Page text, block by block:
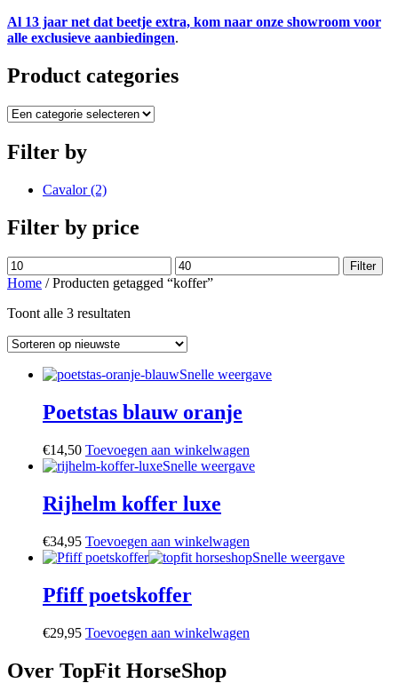
Al 13 jaar net dat beetje extra, kom naar onze showroom voor
alle exclusieve aanbiedingen.
Product categories
Filter by
Cavalor (2)
Filter by price
Min.
prijs
Max.
prijs
Filter
Home / Producten getagged “koffer”
Toont alle 3 resultaten
nieuwste
Snelle weergave
Poetstas blauw oranje
€14,50 Toevoegen aan winkelwagen
Snelle weergave
Rijhelm koffer luxe
€34,95 Toevoegen aan winkelwagen
Snelle weergave
Pfiff poetskoffer
€29,95 Toevoegen aan winkelwagen
Over TopFit HorseShop